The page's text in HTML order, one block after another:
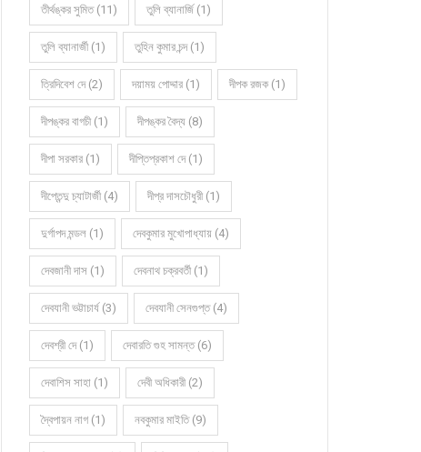
তীর্থঙ্কর সুমিত (11) তুলি ব্যানার্জি (1)
তুলি ব্যানার্জী (1) তুহিন কুমার চন্দ (1)
ত্রিদিবেশ দে (2) দয়াময় পোদ্দার (1) দীপক রজক (1)
দীপঙ্কর বাগচী (1) দীপঙ্কর বৈদ্য (8)
দীপা সরকার (1) দীপ্তিপ্রকাশ দে (1)
দীপ্তেন্দু চ্যাটার্জী (4) দীপ্র দাসচৌধুরী (1)
দুর্গাপদ মন্ডল (1) দেবকুমার মুখোপাধ্যায় (4)
দেবজানী দাস (1) দেবনাথ চক্রবর্তী (1)
দেবযানী ভট্টাচার্য (3) দেবযানী সেনগুপ্ত (4)
দেবশ্রী দে (1) দেবারতি গুহ সামন্ত (6)
দেবাশিস সাহা (1) দেবী অধিকারী (2)
দ্বৈপায়ন নাগ (1) নবকুমার মাইতি (9)